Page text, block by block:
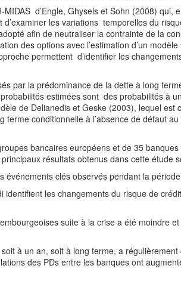
d’Engle, Ghysels et Sohn (2008) qui,
les variations temporelles du
afin de neutraliser la contrainte de la
des options avec l’estimation d’un
permettent d’identifier les
par la prédominance de la dette à long
estimées sont des probabilités à
de Delianedis et Geske (2003), lequel est
terme conditionnelle à l’absence de défaut
bancaires européens et de 35
résultats obtenus dans cette étude
événements clés observés pendant la
les changements du risque de
suite à la crise a été moindre
à un an, soit à long terme, a
des PDs entre les banques ont